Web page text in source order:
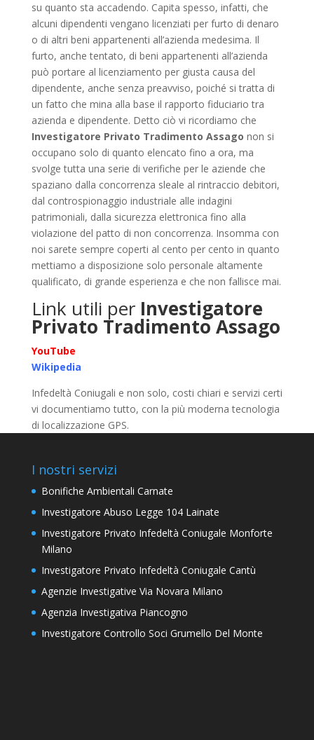
su quanto sta accadendo. Capita spesso, infatti, che
alcuni dipendenti vengano licenziati per furto di denaro
o di altri beni appartenenti all’azienda medesima. Il
furto, anche tentato, di beni appartenenti all’azienda
può portare al licenziamento per giusta causa del
dipendente, anche senza preavviso, poiché si tratta di
un fatto che mina alla base il rapporto fiduciario tra
azienda e dipendente. Detto ciò vi ricordiamo che
Investigatore Privato Tradimento Assago non si
occupano solo di quanto elencato fino a ora, ma
svolge tutta una serie di verifiche per le aziende che
spaziano dalla concorrenza sleale al rintraccio debitori,
dal controspionaggio industriale alle indagini
patrimoniali, dalla sicurezza elettronica fino alla
violazione del patto di non concorrenza. Insomma con
noi sarete sempre coperti al cento per cento in quanto
mettiamo a disposizione solo personale altamente
qualificato, di grande esperienza e che non fallisce mai.
Link utili per Investigatore
Privato Tradimento Assago
YouTube
Wikipedia
Infedeltà Coniugali e non solo, costi chiari e servizi certi
vi documentiamo tutto, con la più moderna tecnologia
di localizzazione GPS.
I nostri servizi
Bonifiche Ambientali Carnate
Investigatore Abuso Legge 104 Lainate
Investigatore Privato Infedeltà Coniugale Monforte
Milano
Investigatore Privato Infedeltà Coniugale Cantù
Agenzie Investigative Via Novara Milano
Agenzia Investigativa Piancogno
Investigatore Controllo Soci Grumello Del Monte